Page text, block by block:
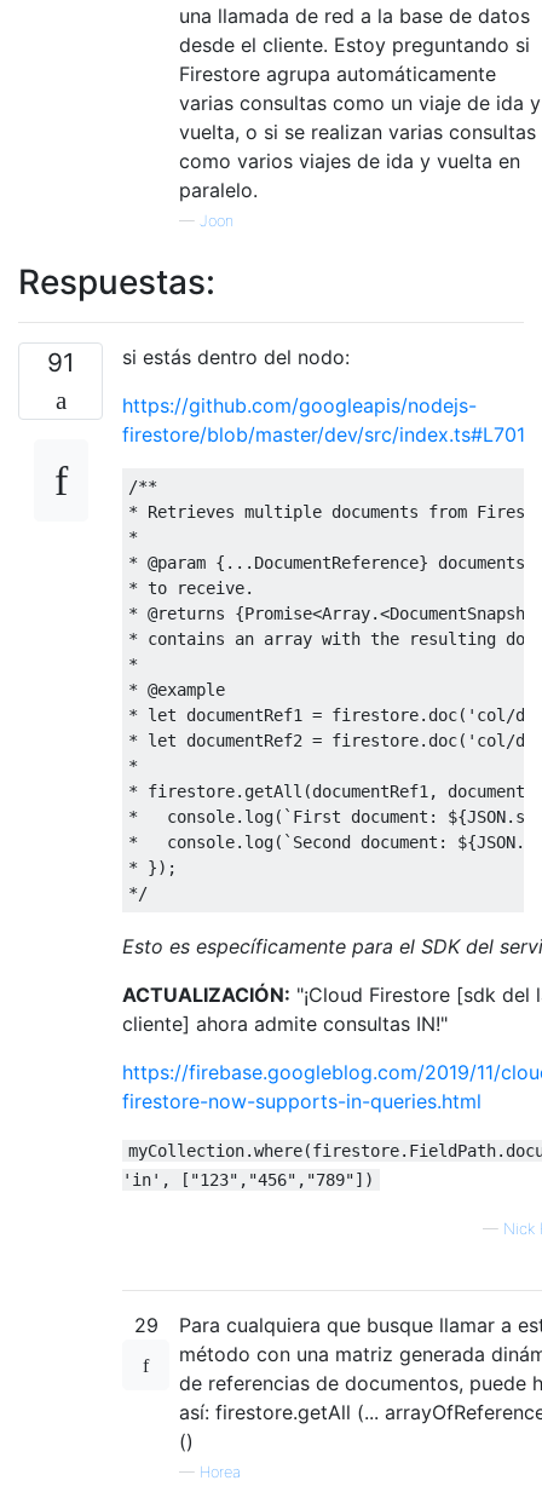
una llamada de red a la base de datos
desde el cliente. Estoy preguntando si
Firestore agrupa automáticamente
varias consultas como un viaje de ida y
vuelta, o si se realizan varias consultas
como varios viajes de ida y vuelta en
paralelo.
— Joon
Respuestas:
91
si estás dentro del nodo:
https://github.com/googleapis/nodejs-
firestore/blob/master/dev/src/index.ts#L701
/**
* Retrieves multiple documents from
*
* @param {...DocumentReference}
* to receive.
* @returns
* contains an array with the resulting
*
* @example
* let documentRef1 = firestore.doc('col/
* let documentRef2 = firestore.doc('col/
*
* firestore.getAll(documentRef1,
*   console.log(`First document:
*   console.log(`Second document:
* });
Esto es específicamente para el SDK del
ACTUALIZACIÓN: "¡Cloud Firestore [sdk del
cliente] ahora admite consultas IN!"
https://firebase.googleblog.com/2019/11/
firestore-now-supports-in-queries.html
'in', ["123","456","789"])
— Nick
29
Para cualquiera que busque llamar a
método con una matriz generada
de referencias de documentos, puede
así: firestore.getAll (...
()
— Horea